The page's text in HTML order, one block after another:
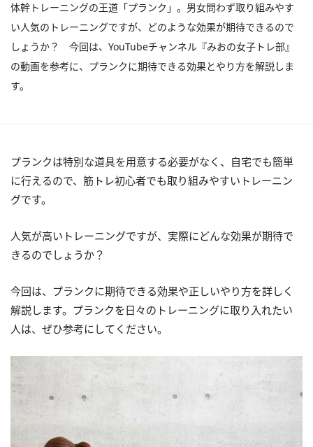
体幹トレーニングの王道「プランク」。男女問わず取り組みやす
い人気のトレーニングですが、どのような効果が期待できるので
しょうか？ 今回は、YouTubeチャンネル『みおの女子トレ部』
の動画を参考に、プランクに期待できる効果とやり方を解説しま
す。
プランクは特別な道具を用意する必要がなく、自宅でも簡単
に行えるので、筋トレ初心者でも取り組みやすいトレーニン
グです。
人気が高いトレーニングですが、実際にどんな効果が期待で
きるのでしょうか？
今回は、プランクに期待できる効果や正しいやり方を詳しく
解説します。プランクを日々のトレーニングに取り入れたい
人は、ぜひ参考にしてください。